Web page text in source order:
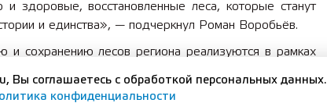
и здоровые, восстановленные леса, которые станут
и единства», — подчеркнул Роман Воробьёв.
и сохранению лесов региона реализуются в рамках
Вы соглашаетесь с обработкой персональных данных.
конфиденциальности